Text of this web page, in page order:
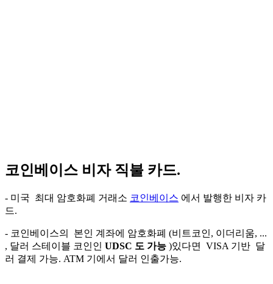
코인베이스 비자 직불 카드.
- 미국 최대 암호화폐 거래소 코인베이스 에서 발행한 비자 카
드.
- 코인베이스의 본인 계좌에 암호화폐 (비트코인, 이더리움, ...
, 달러 스테이블 코인인 UDSC 도 가능 )있다면 VISA 기반 달
러 결제 가능. ATM 기에서 달러 인출가능.